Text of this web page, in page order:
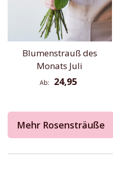
Blumenstrauß des
Monats Juli
Ab 24,95
Mehr Rosensträuße